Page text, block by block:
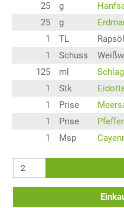
25
g
25
g
1
TL
Rapsöl
1
Schuss
125
ml
1
Stk
1
Prise
1
Prise
1
Msp